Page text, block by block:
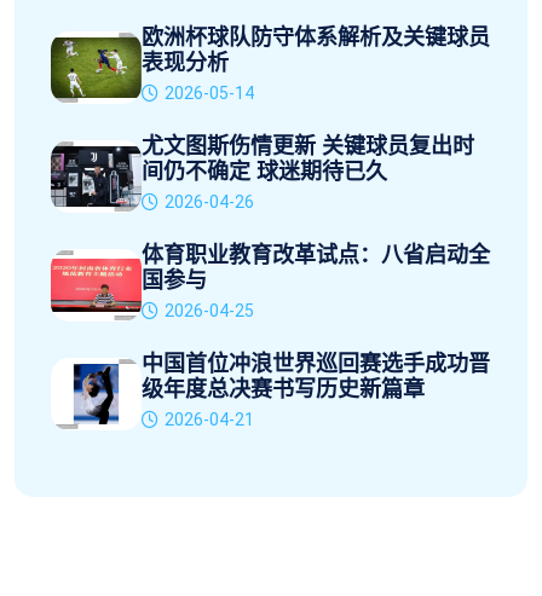
欧洲杯球队防守体系解析及关键球员
表现分析
2026-05-14
尤文图斯伤情更新 关键球员复出时
间仍不确定 球迷期待已久
2026-04-26
体育职业教育改革试点：八省启动全
国参与
2026-04-25
中国首位冲浪世界巡回赛选手成功晋
级年度总决赛书写历史新篇章
2026-04-21